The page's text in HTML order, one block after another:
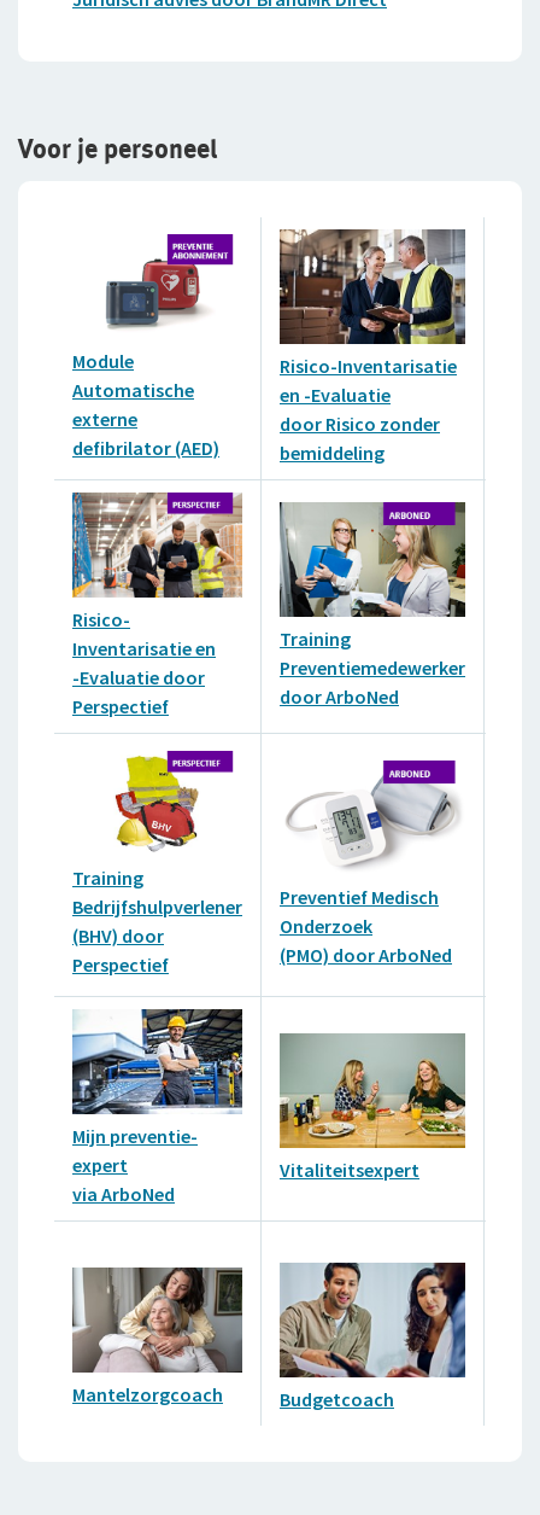
Voor je personeel
Module
Automatische
externe
defibrilator (AED)
Risico-Inventarisatie
en -Evaluatie
door Risico zonder
bemiddeling
Risico-
Inventarisatie en
-Evaluatie door
Perspectief
Training
Preventiemedewerker
door ArboNed
Training
Bedrijfshulpverlener
(BHV) door
Perspectief
Preventief Medisch
Onderzoek
(PMO) door ArboNed
Mijn preventie-
expert
via ArboNed
Vitaliteitsexpert
Mantelzorgcoach Budgetcoach